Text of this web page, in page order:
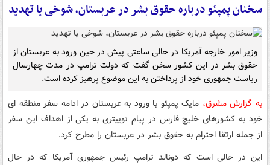
سخنان پمپئو درباره حقوق بشر در عربستان، شوخی یا تهدید
وزیر امور خارجه آمریکا در حالی ساعتی پیش در حین ورود به عربستان از
حقوق بشر در این کشور سخن گفت که دولت ترامپ در مدت چهارسال
ریاست جمهوری خود از پرداختن به این موضوع پرهیز کرده است.
به گزارش مشرق، مایک پمپئو با ورود به عربستان در ادامه سفر منطقه ای
خود به کشورهای خلیج فارس در پیام توییتری به یکی از اهداف این سفر
از جمله ارتقا احترام به حقوق بشر در عربستان را مطرح کرد.
این در حالی است که دونالد ترامپ رئیس جمهوری آمریکا که در حال